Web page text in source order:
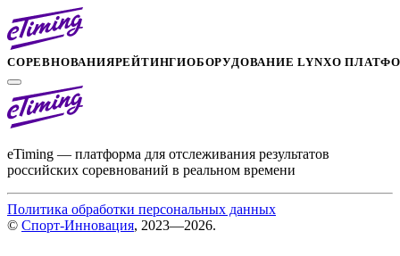
СОРЕВНОВАНИЯРЕЙТИНГИОБОРУДОВАНИЕ LYNXО
eTiming — платформа для отслеживания результатов
российских соревнований в реальном времени
Политика обработки персональных данных
© Спорт-Инновация, 2023—2026.